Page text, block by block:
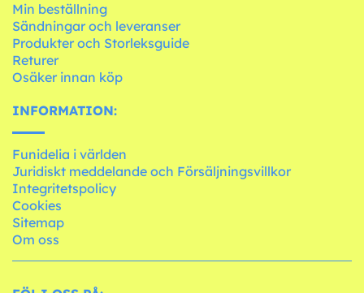
Min beställning
Sändningar och leveranser
Produkter och Storleksguide
Returer
Osäker innan köp
INFORMATION:
Funidelia i världen
Juridiskt meddelande och Försäljningsvillkor
Integritetspolicy
Cookies
Sitemap
Om oss